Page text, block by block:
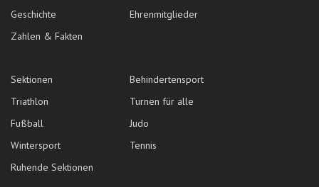
Geschichte
Ehrenmitglieder
Zahlen & Fakten
Sektionen
Behindertensport
Triathlon
Turnen für alle
Fußball
Judo
Wintersport
Tennis
Ruhende Sektionen